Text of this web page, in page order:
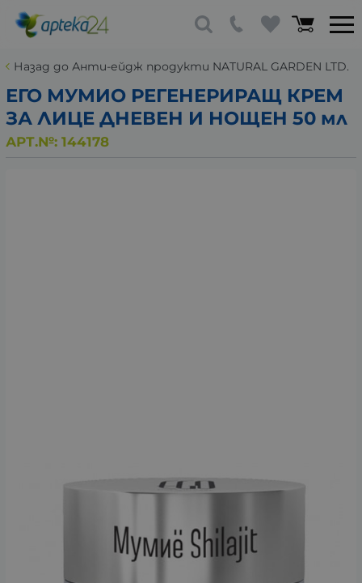
Назад до Анти-ейдж продукти NATURAL GARDEN LTD.
ЕГО МУМИО РЕГЕНЕРИРАЩ КРЕМ
ЗА ЛИЦЕ ДНЕВЕН И НОЩЕН 50 мл
АРТ.№: 144178